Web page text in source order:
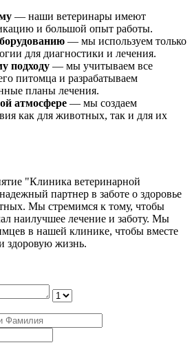
— наши ветеринары имеют
и большой опыт работы.
— мы используем только
для диагностики и лечения.
подходу — мы учитываем все
питомца и разрабатываем
планы лечения.
атмосфере — мы создаем
как для животных, так и для их
"Клиника ветеринарной
партнер в заботе о здоровье
Мы стремимся к тому, чтобы
наилучшее лечение и заботу. Мы
в нашей клинике, чтобы вместе
здоровую жизнь.